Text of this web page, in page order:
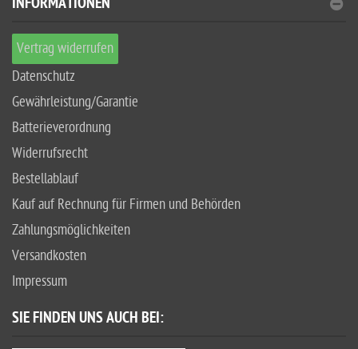
INFORMATIONEN
Vertrag widerrufen
Datenschutz
Gewährleistung/Garantie
Batterieverordnung
Widerrufsrecht
Bestellablauf
Kauf auf Rechnung für Firmen und Behörden
Zahlungsmöglichkeiten
Versandkosten
Impressum
SIE FINDEN UNS AUCH BEI: